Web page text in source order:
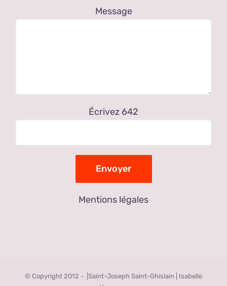
Message
Écrivez 642
Mentions légales
© Copyright 2012 - |Saint-Joseph Saint-Ghislain | Isabelle